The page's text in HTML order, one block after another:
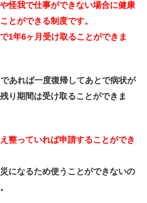
怪我で仕事ができない場合に健康
とができる制度です。
1年6ヶ月受け取ることができま
あれば一度復帰してあとで病状が
り期間は受け取ることができま
整っていれば申請することができ
になるため使うことができないの